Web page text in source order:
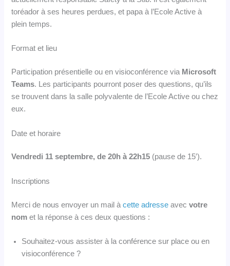
toréador à ses heures perdues, et papa à l’Ecole Active à
plein temps.
Format et lieu
Participation présentielle ou en visioconférence via Microsoft
Teams. Les participants pourront poser des questions, qu’ils
se trouvent dans la salle polyvalente de l’Ecole Active ou chez
eux.
Date et horaire
Vendredi 11 septembre, de 20h à 22h15 (pause de 15′).
Inscriptions
Merci de nous envoyer un mail àcette adresse avecvotre
nom et la réponse à ces deux questions :
Souhaitez-vous assister à la conférence sur place ou en
visioconférence ?